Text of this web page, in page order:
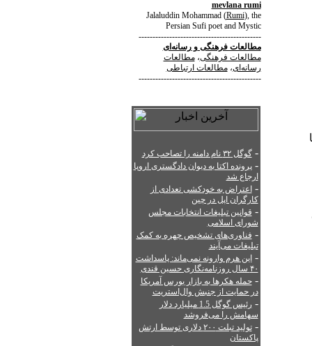
mevlana rumi
Jalaluddin Mohammad(Rumi), the
Persian Sufi poet and Mystic
--------------------------------------------
مطالعات فرهنگیورسانه‌ای
مطالعات فرهنگی،مطالعات
رسانه‌ای،مطالعات ارتباطی
--------------------------------------------
-گوگل ۳۲ نام دامنه را تصاحب کرد
-پرونده اکتا به دیوان دادگستری اروپا
ارجاع شد
- اعتراض به خودکشی تعدادی از
کارگران اپل در چین
- قوانین تبلیغات انتخابات مجلس
شورای اسلامی
- فناوری‌های تشخیص چهره به کمک
تبلیغات می‌آیند
-این هرم وارونه نمی‌ماند: پاسداشت
۴۰ سال روزنامه‌نگاری حسین قندی
-حمله هکرها به بازار بورس آمریکا
در حمایت از جنبش وال‌استریت
-
رئیس گوگل 1.5 میلیارد دلار
سهامش را می‌فروشد
-
تولید تبلت ۲۰۰ دلاری توسط ارتش
پاکستان